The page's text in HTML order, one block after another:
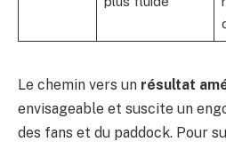
Le chemin vers un résultat
envisageable et suscite un
des fans et du paddock. Pour